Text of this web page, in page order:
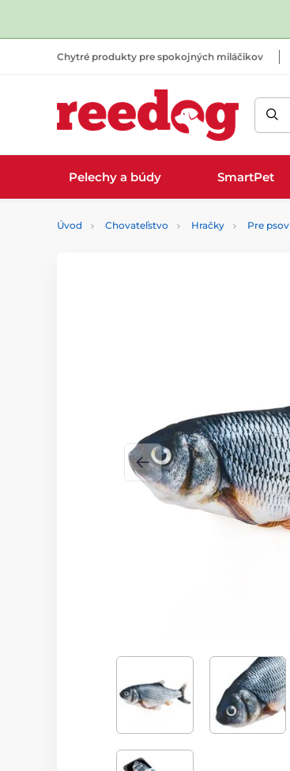
Chytré produkty pre spokojných miláčikov
Pelechy a búdy SmartPet
Úvod Chovateľstvo Hračky Pre psov